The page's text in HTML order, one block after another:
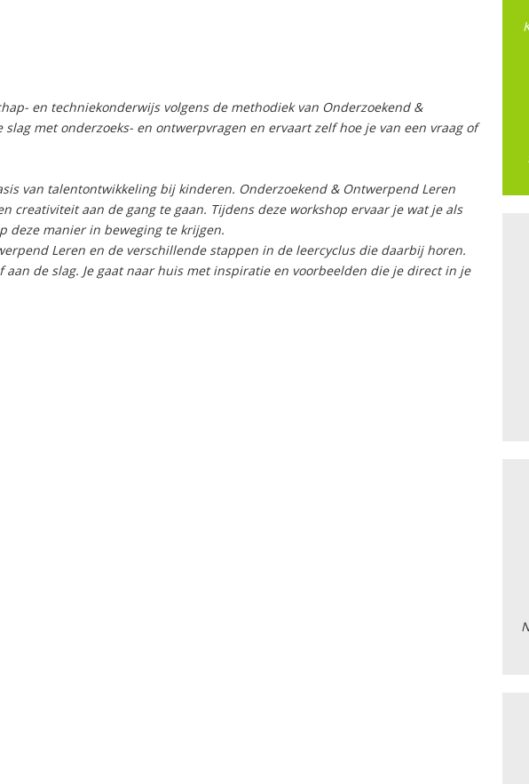
en techniekonderwijs volgens de methodiek van Onderzoekend &
met onderzoeks- en ontwerpvragen en ervaart zelf hoe je van een vraag of
van talentontwikkeling bij kinderen. Onderzoekend & Ontwerpend Leren
creativiteit aan de gang te gaan. Tijdens deze workshop ervaar je wat je als
deze manier in beweging te krijgen.
Leren en de verschillende stappen in de leercyclus die daarbij horen.
de slag. Je gaat naar huis met inspiratie en voorbeelden die je direct in je